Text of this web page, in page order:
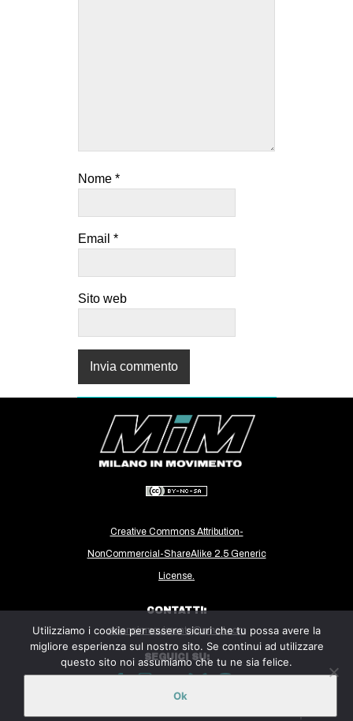
Nome *
Email *
Sito web
Creative Commons Attribution-
NonCommercial-ShareAlike 2.5 Generic
License.
CONTATTI:
milanoinmovimento@gmail.com
SEGUICI SU:
Utilizziamo i cookie per essere sicuri che tu possa avere la
migliore esperienza sul nostro sito. Se continui ad utilizzare
questo sito noi assumiamo che tu ne sia felice.
Ok